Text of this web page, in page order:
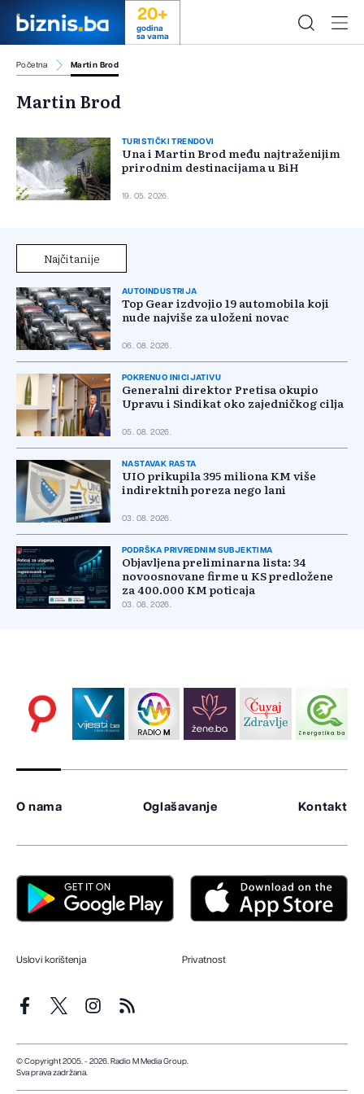
20+
godina
sa vama
Početna Martin Brod
Martin Brod
TURISTIČKI TRENDOVI
Una i Martin Brod među najtraženijim
prirodnim destinacijama u BiH
19. 05. 2026.
Najčitanije
AUTOINDUSTRIJA
Top Gear izdvojio 19 automobila koji
nude najviše za uloženi novac
06. 08. 2026.
POKRENUO INICIJATIVU
Generalni direktor Pretisa okupio
Upravu i Sindikat oko zajedničkog cilja
05. 08. 2026.
NASTAVAK RASTA
UIO prikupila 395 miliona KM više
indirektnih poreza nego lani
03. 08. 2026.
PODRŠKA PRIVREDNIM SUBJEKTIMA
Objavljena preliminarna lista: 34
novoosnovane firme u KS predložene
za 400.000 KM poticaja
03. 08. 2026.
O nama Oglašavanje Kontakt
Uslovi korištenja Privatnost
© Copyright 2005. - 2026. Radio M Media Group.
Sva prava zadržana.